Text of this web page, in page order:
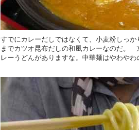
すでにカレーだしではなくて、小麦粉しっ
までカツオ昆布だしの和風カレーなのだ。
レーうどんがありますな。中華麺はやわや